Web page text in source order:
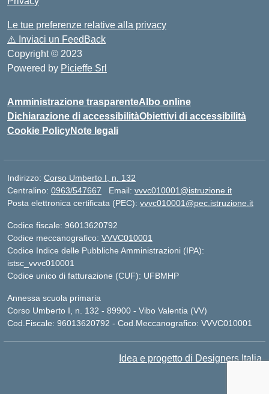
Le tue preferenze relative alla privacy
⚠️ Inviaci un FeedBack
Copyright © 2023
Powered by Picieffe Srl
Amministrazione trasparenteAlbo online
Dichiarazione di accessibilitàObiettivi di accessibilità
Cookie PolicyNote legali
Indirizzo: Corso Umberto I, n. 132
Centralino: 0963/547667 Email: vvvc010001@istruzione.it
Posta elettronica certificata (PEC): vvvc010001@pec.istruzione.it
Codice fiscale: 96013620792
Codice meccanografico: VVVC010001
Codice Indice delle Pubbliche Amministrazioni (IPA):
istsc_vvvc010001
Codice unico di fatturazione (CUF): UFBMHP
Annessa scuola primaria
Corso Umberto I, n. 132 - 89900 - Vibo Valentia (VV)
Cod.Fiscale: 96013620792 - Cod.Meccanografico: VVVC010001
Idea e progetto di Designers Italia